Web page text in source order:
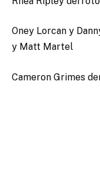
Oney Lorcan y
y Matt Martel
Cameron Grimes